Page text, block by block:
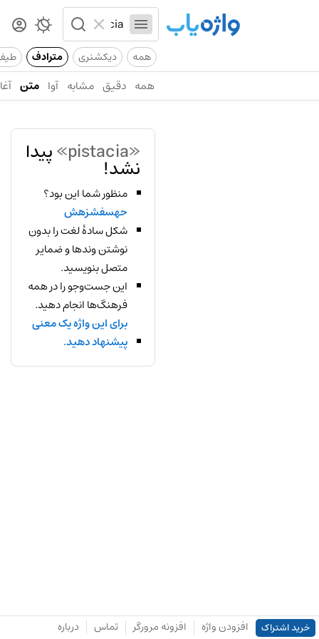
همه دیکشنری مترادف
همه دقیق مشابه آوا متن
«pistacia» پیدا
نشد!
منظور شما این بود؟
حهسفشزهش
شکل سادهٔ لغت را بدون
نوشتن وندها و ضمایر
متصل بنویسید.
این جست‌وجو را در همه
فرهنگ‌ها انجام دهید.
برای این واژه یک معنی
پیشنهاد دهید.
خرید اشتراک افزودن واژه افزونه مرورگر تماس درباره